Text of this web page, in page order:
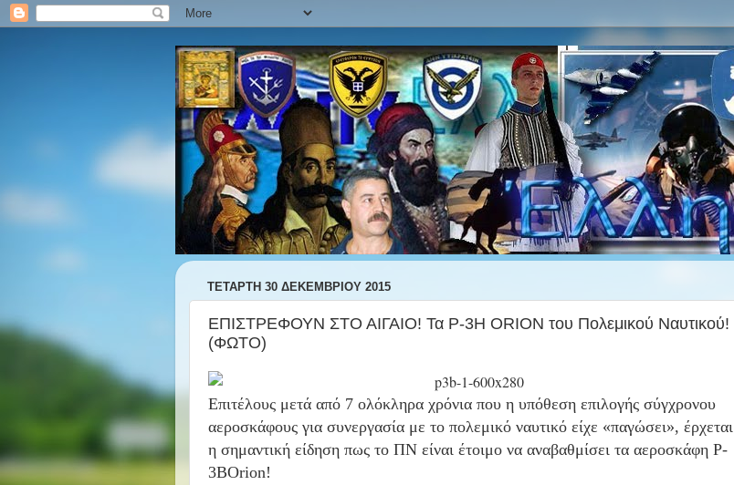
ΤΕΤΆΡΤΗ 30 ΔΕΚΕΜΒΡΊΟΥ 2015
ΕΠΙΣΤΡΕΦΟΥΝ ΣΤΟ ΑΙΓΑΙΟ! Τα P-3H ORION του Πολεμικού Ναυτικού!
(ΦΩΤΟ)
Επιτέλους μετά από 7 ολόκληρα χρόνια που η υπόθεση επιλογής σύγχρονου
αεροσκάφους για συνεργασία με το πολεμικό ναυτικό είχε «παγώσει», έρχεται
η σημαντική είδηση πως το ΠΝ είναι έτοιμο να αναβαθμίσει τα αεροσκάφη P-
3BOrion!